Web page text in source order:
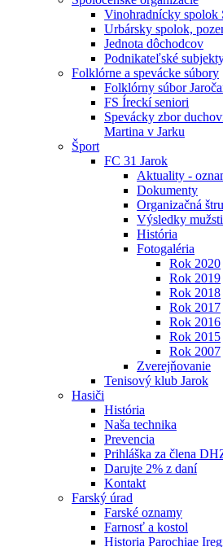
Vinohradnícky spolok
Urbársky spolok,
Jednota dôchodcov
Podnikateľské
Folklórne a spevácke súbory
Folklórny súbor
FS Íreckí seniori
Spevácky zbor
Martina v Jarku
Šport
FC 31 Jarok
Aktuality -
Dokumenty
Organizačná
Výsledky
História
Fotogaléria
Rok 2020
Rok 2019
Rok 2018
Rok 2017
Rok 2016
Rok 2015
Rok 2007
Zverejňovanie
Tenisový klub Jarok
Hasiči
História
Naša technika
Prevencia
Prihláška za člena
Darujte 2% z daní
Kontakt
Farský úrad
Farské oznamy
Farnosť a kostol
Historia Parochiae